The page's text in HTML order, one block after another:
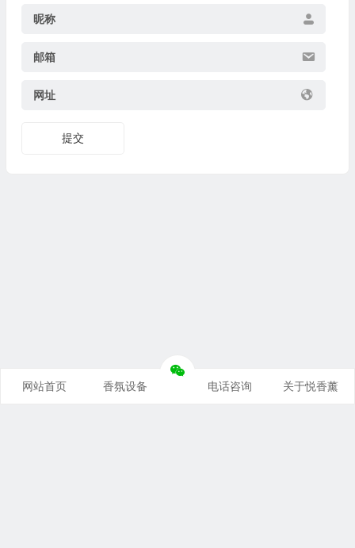
昵称
邮箱
网址
提交
网站首页 香氛设备 电话咨询 关于悦香薰